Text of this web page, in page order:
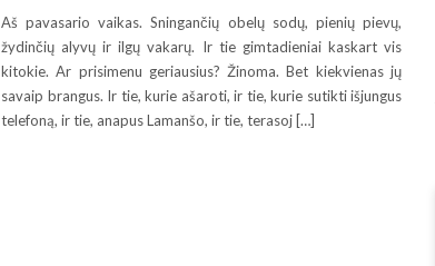
Aš pavasario vaikas. Sningančių obelų sodų, pienių pievų,
žydinčių alyvų ir ilgų vakarų. Ir tie gimtadieniai kaskart vis
kitokie. Ar prisimenu geriausius? Žinoma. Bet kiekvienas jų
savaip brangus. Ir tie, kurie ašaroti, ir tie, kurie sutikti išjungus
telefoną, ir tie, anapus Lamanšo, ir tie, terasoj […]